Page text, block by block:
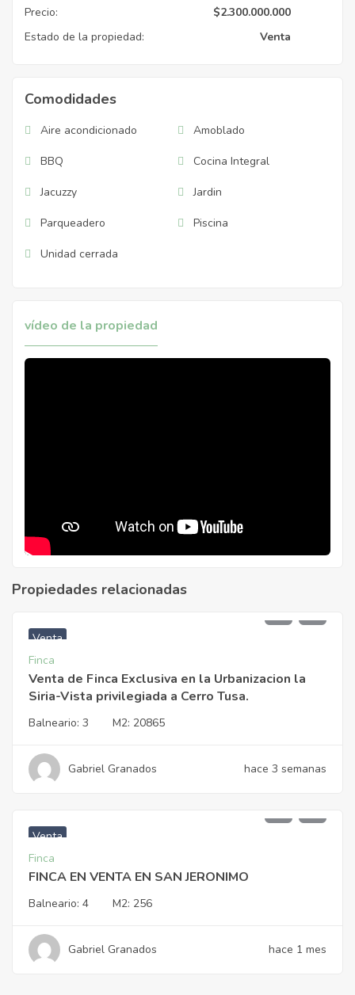
Precio: $2.300.000.000
Estado de la propiedad:
Venta
Comodidades
Aire acondicionado Amoblado
BBQ Cocina Integral
Jacuzzy Jardin
Parqueadero Piscina
Unidad cerrada
vídeo de la propiedad
Propiedades relacionadas
Venta
Finca
Venta de Finca Exclusiva en la Urbanizacion la
Siria-Vista privilegiada a Cerro Tusa.
Balneario: 3 M2: 20865
Gabriel Granados hace 3 semanas
Venta
Finca
FINCA EN VENTA EN SAN JERONIMO
Balneario: 4 M2: 256
Gabriel Granados hace 1 mes